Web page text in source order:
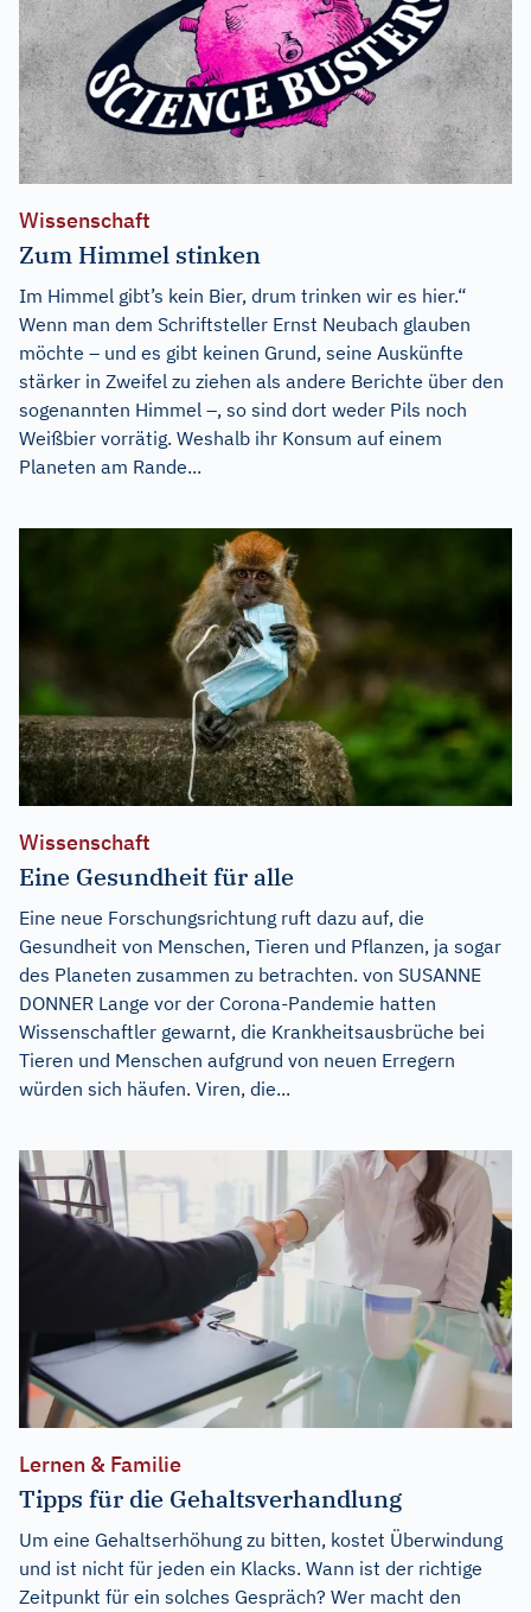
Wissenschaft
Zum Himmel stinken
Im Himmel gibt’s kein Bier, drum trinken wir es hier.“
Wenn man dem Schriftsteller Ernst Neubach glauben
möchte – und es gibt keinen Grund, seine Auskünfte
stärker in Zweifel zu ziehen als andere Berichte über den
sogenannten Himmel –, so sind dort weder Pils noch
Weißbier vorrätig. Weshalb ihr Konsum auf einem
Planeten am Rande...
Wissenschaft
Eine Gesundheit für alle
Eine neue Forschungsrichtung ruft dazu auf, die
Gesundheit von Menschen, Tieren und Pflanzen, ja sogar
des Planeten zusammen zu betrachten. von SUSANNE
DONNER Lange vor der Corona-Pandemie hatten
Wissenschaftler gewarnt, die Krankheitsausbrüche bei
Tieren und Menschen aufgrund von neuen Erregern
würden sich häufen. Viren, die...
Lernen & Familie
Tipps für die Gehaltsverhandlung
Um eine Gehaltserhöhung zu bitten, kostet Überwindung
und ist nicht für jeden ein Klacks. Wann ist der richtige
Zeitpunkt für ein solches Gespräch? Wer macht den